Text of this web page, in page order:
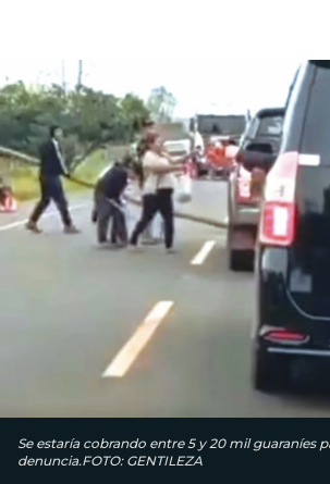
Se estaría cobrando entre 5 y 20 mil guaraníes
denuncia.FOTO: GENTILEZA